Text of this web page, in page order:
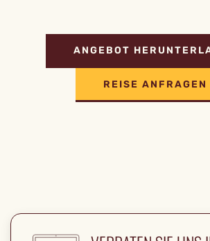
ANGEBOT
REISE ANFRAGEN